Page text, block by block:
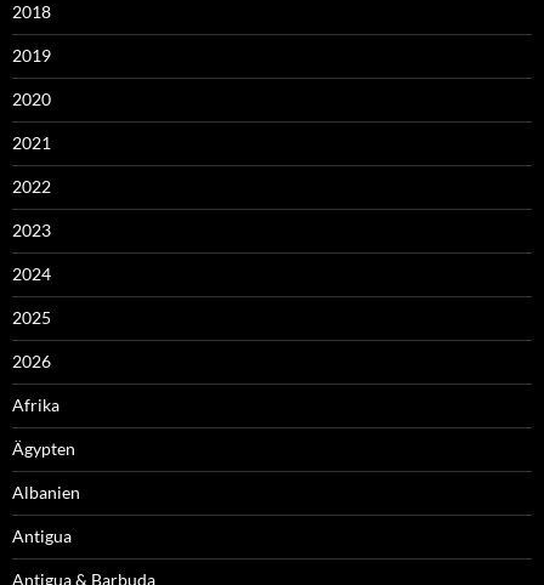
2018
2019
2020
2021
2022
2023
2024
2025
2026
Afrika
Ägypten
Albanien
Antigua
Antigua & Barbuda